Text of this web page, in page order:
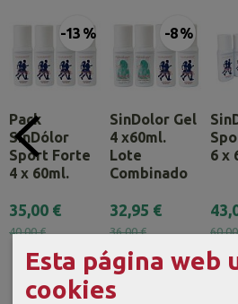
-13 %
Pack
SinDólor
Sport Forte
4 x 60ml.
35,00 €
40,00 €
-8 %
SinDolor Gel
4 x60ml.
Lote
Combinado
32,95 €
36,00 €
6 x
Esta página web
cookies